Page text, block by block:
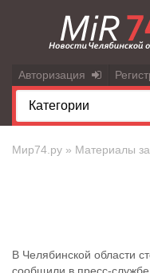
Авторизация
Мир74.ру » Материалы
В Челябинской области